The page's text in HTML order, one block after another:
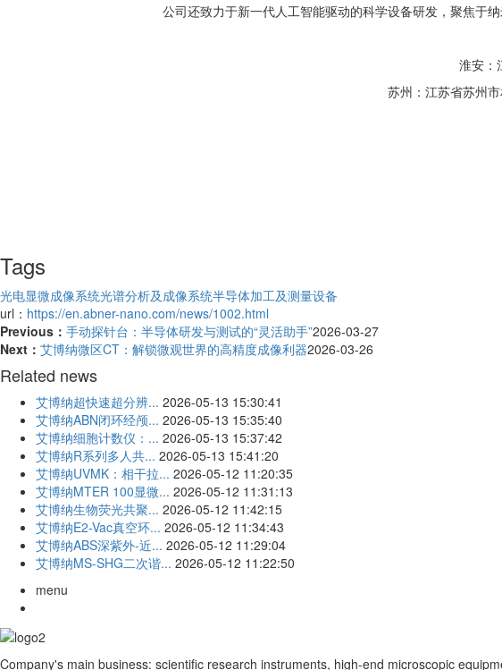
公司还致力于新一代人工智能驱动的科学设备研发，聚焦于
淮安：
苏州：江苏省苏州
Tags
光电显微成像系统光谱分析及成像系统半导体加工及测量设备
url： https://en.abner-nano.com/news/1002.html
Previous： 手动探针台：半导体研发与测试的“灵活助手”2026-03-27
Next： 艾博纳微区CT：解锁微观世界的高精度成像利器2026-03-26
Related news
艾博纳超快速超分辨... 2026-05-13 15:30:41
艾博纳ABN闭环经颅... 2026-05-13 15:35:40
艾博纳细胞计数仪：... 2026-05-13 15:37:42
艾博纳R系列多人共... 2026-05-13 15:41:20
艾博纳UVMK：相干拉... 2026-05-12 11:20:35
艾博纳MTER 100显微... 2026-05-12 11:31:13
艾博纳生物荧光共聚... 2026-05-12 11:42:15
艾博纳E2-Vac真空环... 2026-05-12 11:34:43
艾博纳ABS深紫外-近... 2026-05-12 11:29:04
艾博纳MS-SHG二次谐... 2026-05-12 11:22:50
menu
Company's main business: scientific research instruments, high-end microscopic